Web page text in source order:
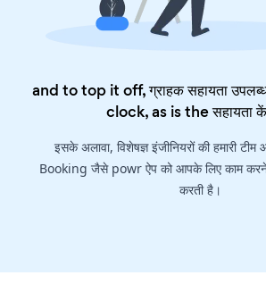
and to top it off, ग्राहक सहायता
clock, as is theसहायता
इसके अलावा, विशेषज्ञ इंजीनियरों की हमारी
Booking जैसे powr ऐप को आपके लिए काम करने
करती है।